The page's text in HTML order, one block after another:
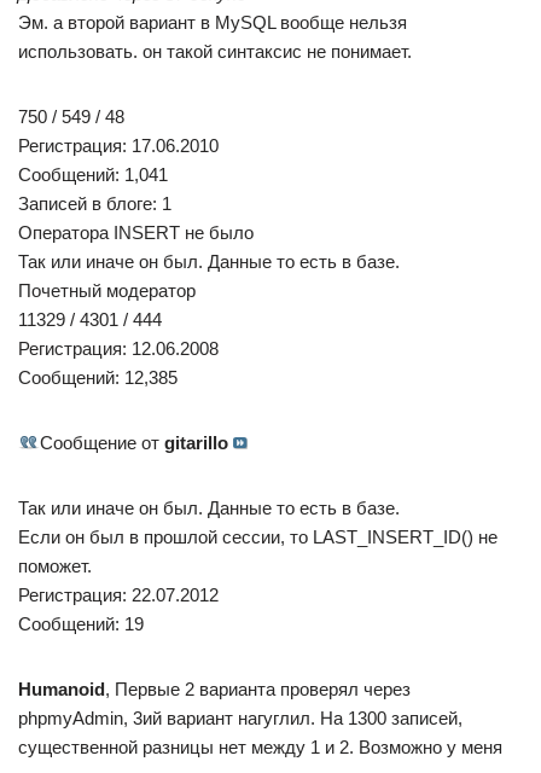
Эм. а второй вариант в MySQL вообще нельзя
использовать. он такой синтаксис не понимает.
750 / 549 / 48
Регистрация: 17.06.2010
Сообщений: 1,041
Записей в блоге: 1
Оператора INSERT не было
Так или иначе он был. Данные то есть в базе.
Почетный модератор
11329 / 4301 / 444
Регистрация: 12.06.2008
Сообщений: 12,385
Сообщение от gitarillo
Так или иначе он был. Данные то есть в базе.
Если он был в прошлой сессии, то LAST_INSERT_ID() не
поможет.
Регистрация: 22.07.2012
Сообщений: 19
Humanoid, Первые 2 варианта проверял через
phpmyAdmin, 3ий вариант нагуглил. На 1300 записей,
существенной разницы нет между 1 и 2. Возможно у меня